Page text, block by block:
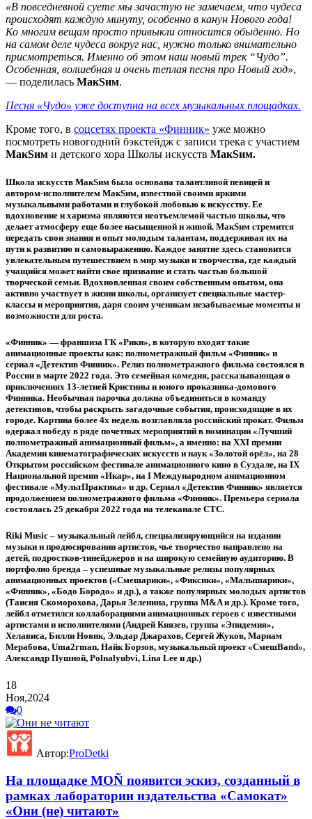
«В повседневной суете мы зачастую не замечаем, что чудеса
происходят каждую минуту, особенно в канун Нового года!
Ко многим вещам просто привыкли относится обыденно. Но
на самом деле чудеса вокруг нас, нужно только внимательно
присмотреться. Именно об этом наш новый трек “Чудо”.
Особенная, волшебная и очень теплая песня про Новый год»,
— поделилась МакSим.
Песня «Чудо» уже доступна на всех музыкальных площадках.
Кроме того, в соцсетях проекта «Финник» уже можно
посмотреть новогодний бэкстейдж с записи трека с участием
МакSим и детского хора Школы искусств МакSим.
Школа искусств МакSим была основана талантливой певицей и
автором-исполнителем МакSим, известной своими яркими
музыкальными работами и глубокой любовью к искусству. Ее
вдохновение и харизма являются неотъемлемой частью школы, что
делает атмосферу еще более насыщенной и живой. МакSим стремится
передать свои знания и опыт молодым талантам, поддерживая их на
пути к развитию и самовыражению. Каждое занятие здесь становится
увлекательным путешествием в мир музыки и творчества, где каждый
учащийся может найти свое призвание и стать частью большой
творческой семьи. Вдохновленная своим собственным опытом, она
активно участвует в жизни школы, организует специальные мастер-
классы и мероприятия, даря своим ученикам незабываемые моменты и
возможности для роста.
«Финник» — франшиза ГК «Рики», в которую входят такие
анимационные проекты как: полнометражный фильм «Финник» и
сериал «Детектив Финник». Релиз полнометражного фильма состоялся в
России в марте 2022 года. Это семейная комедия, рассказывающая о
приключениях 13-летней Кристины и юного проказника-домового
Финника. Необычная парочка должна объединиться в команду
детективов, чтобы раскрыть загадочные события, происходящие в их
городе. Картина более 4х недель возглавляла российский прокат. Фильм
одержал победу в ряде почетных мероприятий в номинации «Лучший
полнометражный анимационный фильм», а именно: на XXI премии
Академии кинематографических искусств и наук «Золотой орёл», на 28
Открытом российском фестивале анимационного кино в Суздале, на IX
Национальной премии «Икар», на I Международном анимационном
фестивале «МультПрактика» и др. Сериал «Детектив Финник» является
продолжением полнометражного фильма «Финник». Премьера сериала
состоялась 25 декабря 2022 года на телеканале СТС.
Riki Music – музыкальный лейбл, специализирующийся на издании
музыки и продюсировании артистов, чье творчество направлено на
детей, подростков-тинейджеров и на широкую семейную аудиторию. В
портфолио бренда – успешные музыкальные релизы популярных
анимационных проектов («Смешарики», «Фиксики», «Малышарики»,
«Финник», «Бодо Бородо» и др.), а также популярных молодых артистов
(Таисия Скоморохова, Дарья Зеленина, группа M&A и др.). Кроме того,
лейбл отметился коллаборациями анимационных героев с известными
артистами и исполнителями (Андрей Князев, группа «Эпидемия»,
Хелависа, Билли Новик, Эльдар Джарахов, Сергей Жуков, Мариам
Мерабова, Uma2rman, Найк Борзов, музыкальный проект «СмешBand»,
Александр Пушной, Polnalyubvi, Lina Lee и др.)
18
Ноя,2024
0
Автор:ProDetki
На площадке MOÑ появится эскиз, созданный в
рамках лаборатории издательства «Самокат»
«Они (не) читают»